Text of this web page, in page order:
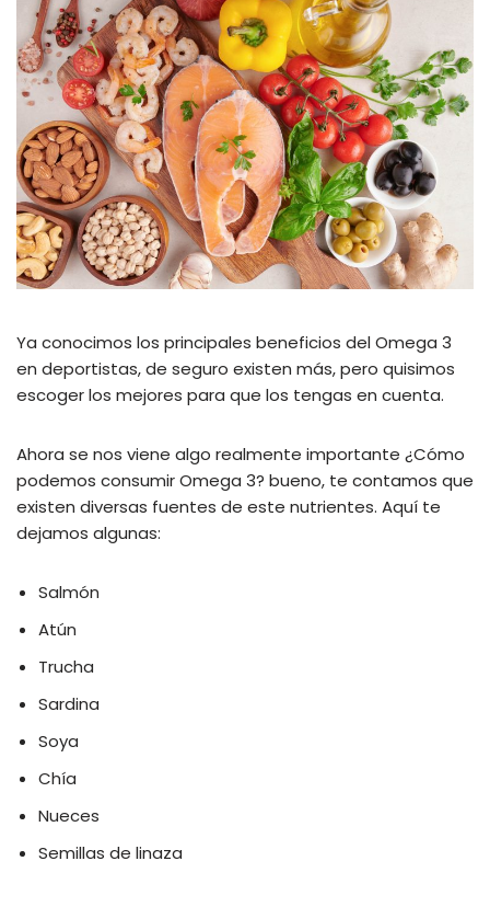
Ya conocimos los principales beneficios del Omega 3
en deportistas, de seguro existen más, pero quisimos
escoger los mejores para que los tengas en cuenta.
Ahora se nos viene algo realmente importante ¿Cómo
podemos consumir Omega 3? bueno, te contamos que
existen diversas fuentes de este nutrientes. Aquí te
dejamos algunas:
Salmón
Atún
Trucha
Sardina
Soya
Chía
Nueces
Semillas de linaza